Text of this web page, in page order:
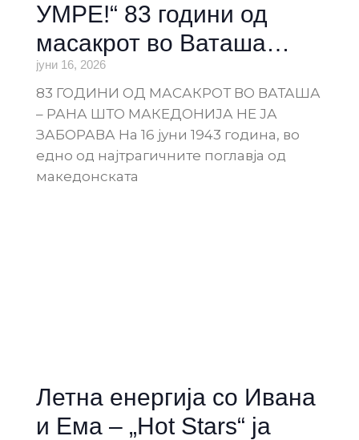
УМРЕ!“ 83 години од
масакрот во Ваташа…
јуни 16, 2026
83 ГОДИНИ ОД МАСАКРОТ ВО ВАТАША
– РАНА ШТО МАКЕДОНИЈА НЕ ЈА
ЗАБОРАВА На 16 јуни 1943 година, во
едно од најтрагичните поглавја од
македонската
Летна енергија со Ивана
и Ема – „Hot Stars“ ја